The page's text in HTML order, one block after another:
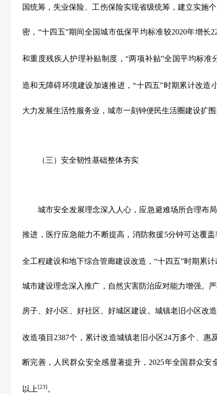
国统筹，失业保险、工伤保险实现省级统筹，建立实施
密， “十四五”期间全国城市低保平均标准较2020年增长
和重度残疾人护理补贴制度，“两项补贴”全国平均标准
造和无障碍环境建设加速推进，“十四五”时期累计改造
大力发展生活性服务业，城市一刻钟便民生活圈建设扩
（三）安全韧性基础整体夯实
城市安全发展理念深入人心，应急避难场所合理布
推进，医疗应急能力不断提高，消防救援5分钟可达覆
全工程建设和地下综合管廊建设改造， “十四五”时期累
城市建设理念深入推广，自然灾害防治应对能力增强。
房子、好小区、好社区、好城区建设。城镇老旧小区改
改造项目 2387个，累计改造城镇老旧小区24万多个、惠
断完善，人民群众安全感显著提升， 2025年全国群众安
以上[23] 。